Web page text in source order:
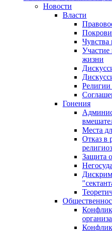
Новости
Власти
Участие
жизни
Религии
Гонения
Места
Отказ в
Защита